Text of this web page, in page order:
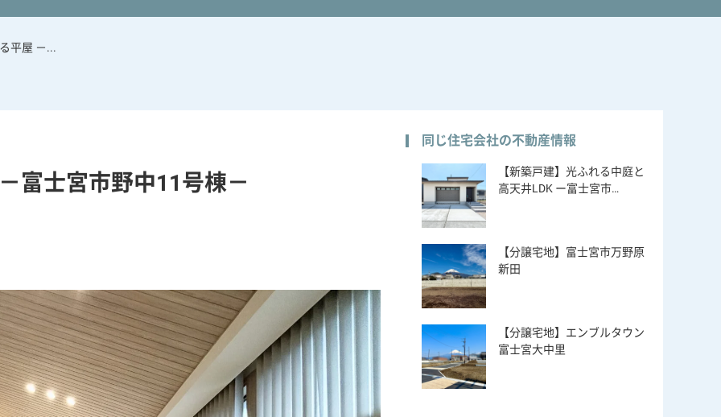
平屋 －...
富士宮市野中11号棟－
同じ住宅会社の不動産情報
【新築戸建】光ふれる中庭と
高天井LDK ー富士宮市…
【分譲宅地】富士宮市万野原
新田
【分譲宅地】エンブルタウン
富士宮大中里